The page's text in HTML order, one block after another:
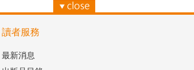
讀者服務
最新消息